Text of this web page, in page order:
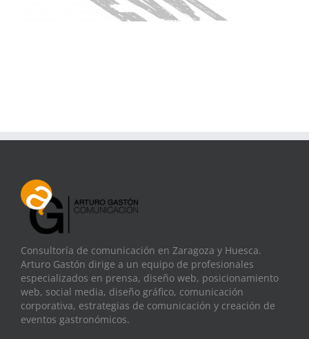
Consultoría de comunicación en Zaragoza y Huesca.
Arturo Gastón dirige a un equipo de profesionales
especializados en prensa, diseño web, posicionamiento
web, social media, diseño gráfico, comunicación
corporativa, estrategias de comunicación y creación de
eventos gastronómicos.